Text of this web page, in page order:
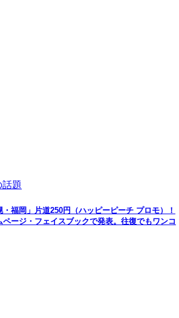
話題
・福岡」片道250円（ハッピーピーチ プロモ）！
ージ・フェイスブックで発表。往復でもワンコ